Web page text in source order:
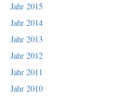
Jahr 2015
Jahr 2014
Jahr 2013
Jahr 2012
Jahr 2011
Jahr 2010